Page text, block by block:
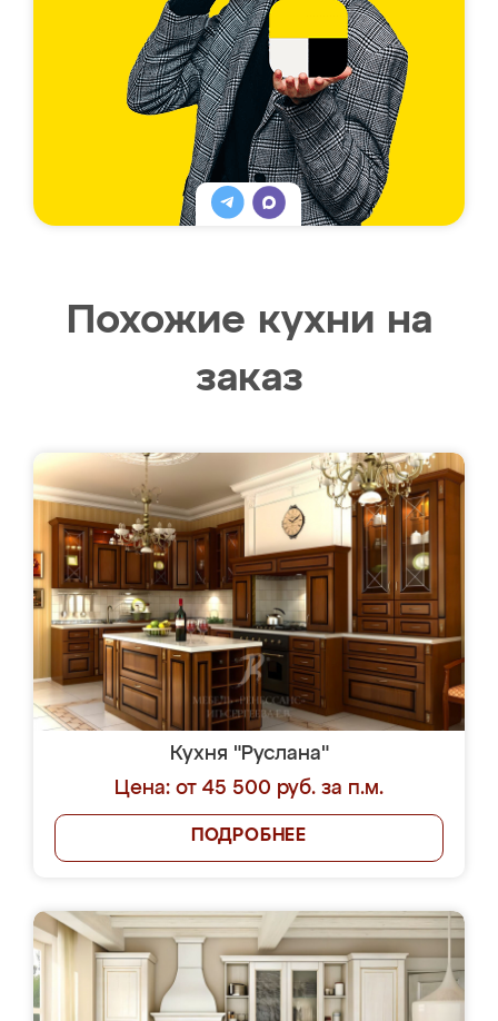
Похожие кухни на
заказ
Кухня "Руслана"
Цена: от 45 500 руб. за п.м.
ПОДРОБНЕЕ